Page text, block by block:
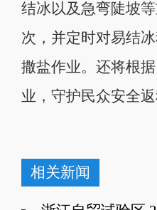
结冰以及急弯陡坡
次，并定时对易结
撒盐作业。还将根
业，守护民众安全返
相关新闻